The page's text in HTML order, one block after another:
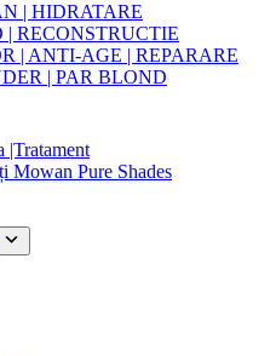
| HIDRATARE
| RECONSTRUCTIE
| ANTI-AGE | REPARARE
| PAR BLOND
|Tratament
Mowan Pure Shades